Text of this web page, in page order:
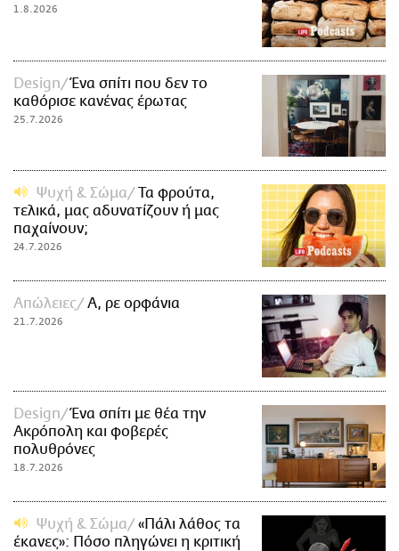
1.8.2026
Design
Ένα σπίτι που δεν το
καθόρισε κανένας έρωτας
25.7.2026
Ψυχή & Σώμα
Τα φρούτα,
τελικά, μας αδυνατίζουν ή μας
παχαίνουν;
24.7.2026
Απώλειες Α, ρε ορφάνια
21.7.2026
Design
Ένα σπίτι με θέα την
Ακρόπολη και φοβερές
πολυθρόνες
18.7.2026
Ψυχή & Σώμα
«Πάλι λάθος τα
έκανες»: Πόσο πληγώνει η κριτική